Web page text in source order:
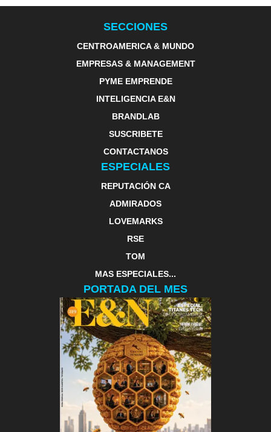
SECCIONES
CENTROAMERICA & MUNDO
EMPRESAS & MANAGEMENT
PYME EMPRENDE
INTELIGENCIA E&N
BRANDLAB
SUSCRIBETE
CONTACTANOS
ESPECIALES
REPUTACIÓN CA
ADMIRADOS
LOVEMARKS
RSE
TOM
MAS ESPECIALES...
PORTADA DEL MES